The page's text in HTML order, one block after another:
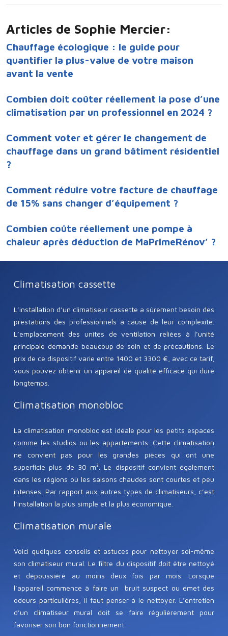
Articles de Sophie Mercier:
Chauffage écologique : le guide pour
quantifier la plus-value de votre maison
avant la vente
Combien doit coûter réellement la pose d’une
climatisation par un professionnel en 2024 ?
Comment voter et gérer le changement de
chauffage dans un grand bâtiment résidentiel
?
Comment réduire votre facture de chauffage
de 15% sans changer d’équipement ?
Combien coûte réellement une pompe à
chaleur après déduction de MaPrimeRénov’ ?
Climatisation cassette
L’installation d’un climatiseur cassette a sûrement besoin des
prestations des professionnels à cause de leur complexité.
L’emplacement des unités de ventilation reliées à l’unité
principale demande beaucoup de soin et de précautions. Le
prix de ce dispositif varie entre 1400 et 3300 €, avec ce tarif,
vous pouvez obtenir un appareil de qualité efficace qui dure
longtemps.
Climatisation monobloc
La climatisation monobloc est idéale pour les petits espaces
comme les studios ou les appartements. Cette climatisation
ne convient pas pour les grandes pièces qui ont une
superficie plus de 30 m². Le dispositif convient également
dans les régions où les saisons chaudes sont courtes et peu
intenses. Par rapport aux autres types de climatiseurs, c’est
l’installation la plus simple et la plus économique.
Climatisation murale
Voici quelques conseils et astuces pour nettoyer soi-même
son climatiseur mural. Le filtre du dispositif doit être nettoyé
et dépoussiéré au moins deux fois par mois. Lorsque
l’appareil commence à faire un bruit suspect ou émet des
odeurs particulières, il faut penser à le nettoyer. L’entretien
d’un climatiseur mural doit se faire régulièrement pour
favoriser son bon fonctionnement.